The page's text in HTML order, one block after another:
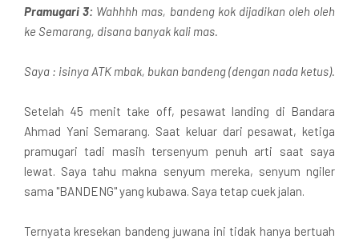
Pramugari 3: Wahhhh mas, bandeng kok dijadikan oleh oleh
ke Semarang, disana banyak kali mas.
Saya : isinya ATK mbak, bukan bandeng (dengan nada ketus).
Setelah 45 menit take off, pesawat landing di Bandara
Ahmad Yani Semarang. Saat keluar dari pesawat, ketiga
pramugari tadi masih tersenyum penuh arti saat saya
lewat. Saya tahu makna senyum mereka, senyum ngiler
sama "BANDENG" yang kubawa. Saya tetap cuek jalan.
Ternyata kresekan bandeng juwana ini tidak hanya bertuah